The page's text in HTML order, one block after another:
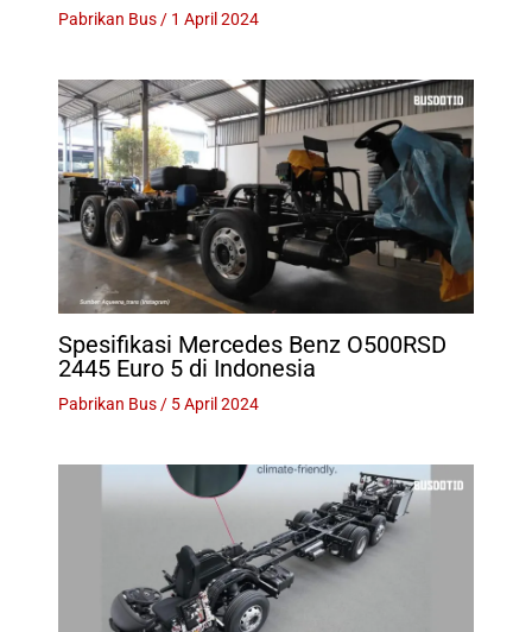
Pabrikan Bus/ 1 April 2024
Spesifikasi Mercedes Benz O500RSD
2445 Euro 5 di Indonesia
Pabrikan Bus/ 5 April 2024